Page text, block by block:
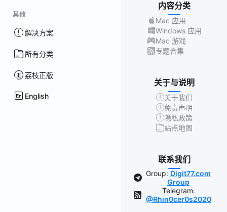
其他
解决方案
所有分类
荔枝正版
English
内容分类
Mac 应用
Windows 应用
Mac 游戏
专题合集
关于与说明
关于我们
免责声明
隐私政策
站点地图
联系我们
Group: Digit77.com
Group
Telegram:
@Rhin0cer0s2020